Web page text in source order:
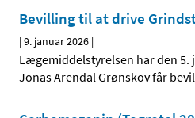
Bevilling til at drive
|9. januar 2026 |
Lægemiddelstyrelsen har den 5.
Jonas Arendal Grønskov får